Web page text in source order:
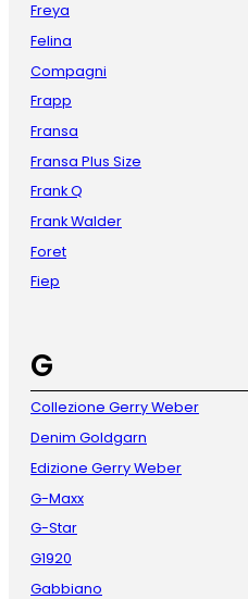
Freya
Felina
Compagni
Frapp
Fransa
Fransa Plus Size
Frank Q
Frank Walder
Foret
Fiep
G
Collezione Gerry Weber
Denim Goldgarn
Edizione Gerry Weber
G-Maxx
G-Star
G1920
Gabbiano